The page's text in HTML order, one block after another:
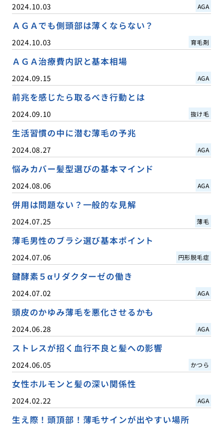
2024.10.03 AGA
ＡＧＡでも側頭部は薄くならない？
2024.10.03 育毛剤
ＡＧＡ治療費内訳と基本相場
2024.09.15 AGA
前兆を感じたら取るべき行動とは
2024.09.10 抜け毛
生活習慣の中に潜む薄毛の予兆
2024.08.27 AGA
悩みカバー髪型選びの基本マインド
2024.08.06 AGA
併用は問題ない？一般的な見解
2024.07.25 薄毛
薄毛男性のブラシ選び基本ポイント
2024.07.06 円形脱毛症
鍵酵素５αリダクターゼの働き
2024.07.02 AGA
頭皮のかゆみ薄毛を悪化させるかも
2024.06.28 AGA
ストレスが招く血行不良と髪への影響
2024.06.05 かつら
女性ホルモンと髪の深い関係性
2024.02.22 AGA
生え際！頭頂部！薄毛サインが出やすい場所